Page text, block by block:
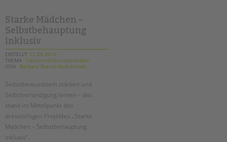
KARRIERE
Stellenangebote
tandem als Arbeitgeberin
NEWS/BLOG
unkuerzbar
Briefe an Kai
PRESSE
lauf
der
berliner
wasserbetriebe
Starke Mädchen –
Selbstbehauptung
inklusiv
ERSTELLT 12.06.2019
THEMA
InklusionSchulsozialarbeit
VON
Barbara Brecht-Hadraschek
Selbstbewusstsein stärken und
Selbstverteidigung lernen – das
stand im Mittelpunkt des
dreiwöchigen Projektes „Starke
Mädchen – Selbstbehauptung
inklusiv“.